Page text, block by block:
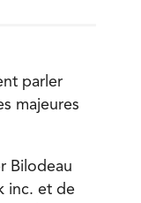
parler
majeures
Bilodeau
inc. et de